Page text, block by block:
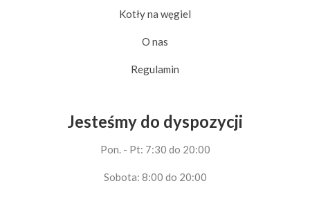
Kotły na węgiel
O nas
Regulamin
Jesteśmy do dyspozycji
Pon. - Pt: 7:30 do 20:00
Sobota: 8:00 do 20:00